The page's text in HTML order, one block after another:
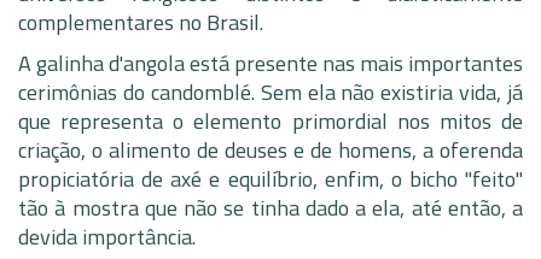
complementares no Brasil.
A galinha d'angola está presente nas mais importantes
cerimônias do candomblé. Sem ela não existiria vida, já
que representa o elemento primordial nos mitos de
criação, o alimento de deuses e de homens, a oferenda
propiciatória de axé e equilíbrio, enfim, o bicho "feito"
tão à mostra que não se tinha dado a ela, até então, a
devida importância.